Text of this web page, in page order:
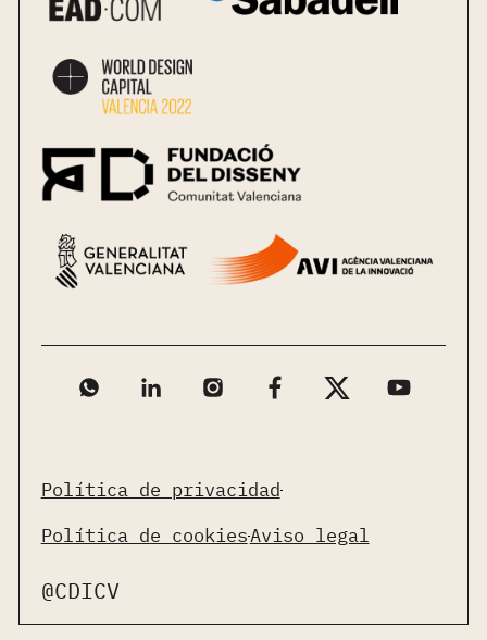
Política de privacidad
Política de cookiesAviso legal
@CDICV